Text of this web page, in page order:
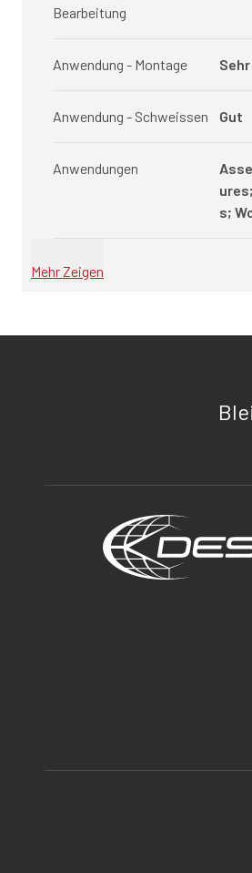
Bearbeitung
Anwendung - Montage
Anwendung - Schweissen Gut
Anwendungen
s;
Mehr Zeigen